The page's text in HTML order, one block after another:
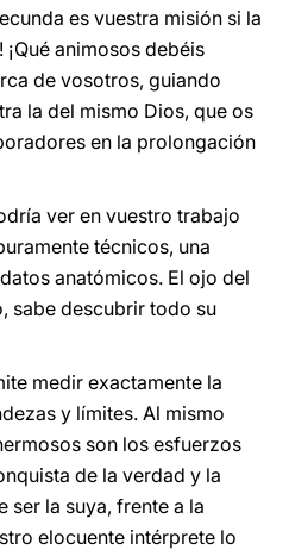
es vuestra misión si la
animosos debéis
de vosotros, guiando
la del mismo Dios, que os
en la prolongación
ver en vuestro trabajo
técnicos, una
anatómicos. El ojo del
sabe descubrir todo su
medir exactamente la
y límites. Al mismo
son los esfuerzos
de la verdad y la
ser la suya, frente a la
elocuente intérprete lo